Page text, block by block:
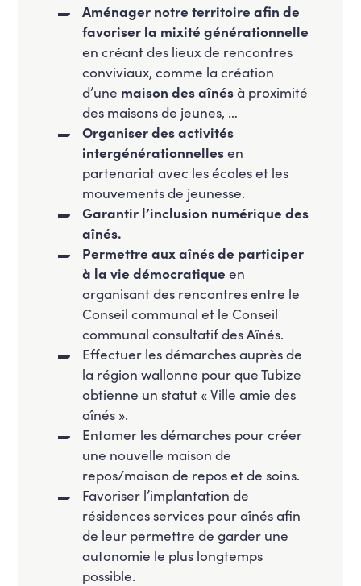
Aménager notre territoire afin de
favoriser la mixité générationnelle
en créant des lieux de rencontres
conviviaux, comme la création
d’une maison des aînésà proximité
des maisons de jeunes, …
Organiser des activités
intergénérationnellesen
partenariat avec les écoles et les
mouvements de jeunesse.
Garantir l’inclusion numérique des
aînés.
Permettre aux aînés de participer
à la vie démocratique en
organisant des rencontres entre le
Conseil communal et le Conseil
communal consultatif des Aînés.
Effectuer les démarches auprès de
la région wallonne pour que Tubize
obtienne un statut « Ville amie des
aînés ».
Entamer les démarches pour créer
une nouvelle maison de
repos/maison de repos et de soins.
Favoriser l’implantation de
résidences services pour aînés afin
de leur permettre de garder une
autonomie le plus longtemps
possible.